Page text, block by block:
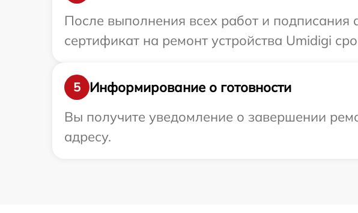
После выполнения всех работ и
сертификат на ремонт устройства Umidigi
5
Информирование о готовности
Вы получите уведомление о завершении
адресу.